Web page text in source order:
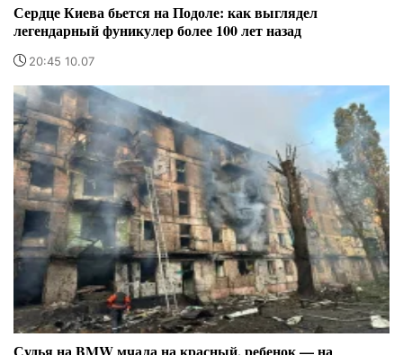
Сердце Киева бьется на Подоле: как выглядел
легендарный фуникулер более 100 лет назад
20:45 10.07
Судья на BMW мчала на красный, ребенок — на